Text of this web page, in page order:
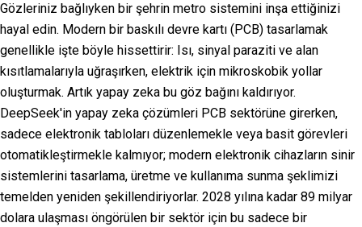
Gözleriniz bağlıyken bir şehrin metro sistemini inşa ettiğinizi
hayal edin. Modern bir baskılı devre kartı (PCB) tasarlamak
genellikle işte böyle hissettirir: Isı, sinyal paraziti ve alan
kısıtlamalarıyla uğraşırken, elektrik için mikroskobik yollar
oluşturmak. Artık yapay zeka bu göz bağını kaldırıyor.
DeepSeek'in yapay zeka çözümleri PCB sektörüne girerken,
sadece elektronik tabloları düzenlemekle veya basit görevleri
otomatikleştirmekle kalmıyor; modern elektronik cihazların sinir
sistemlerini tasarlama, üretme ve kullanıma sunma şeklimizi
temelden yeniden şekillendiriyorlar. 2028 yılına kadar 89 milyar
dolara ulaşması öngörülen bir sektör için bu sadece bir